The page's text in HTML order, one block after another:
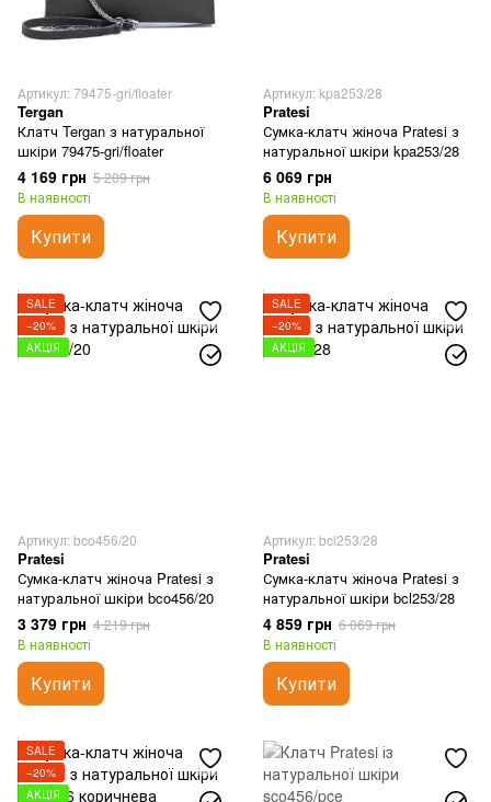
Артикул: 79475-gri/floater
Tergan
Клатч Tergan з натуральної
шкіри 79475-gri/floater
4 169 грн 5 209 грн
В наявності
Купити
Артикул: kpa253/28
Pratesi
Сумка-клатч жіноча Pratesi з
натуральної шкіри kpa253/28
6 069 грн
В наявності
Купити
SALE
−20%
АКЦІЯ
Артикул: bco456/20
Pratesi
Сумка-клатч жіноча Pratesi з
натуральної шкіри bco456/20
3 379 грн 4 219 грн
В наявності
Купити
SALE
−20%
АКЦІЯ
Артикул: bcl253/28
Pratesi
Сумка-клатч жіноча Pratesi з
натуральної шкіри bcl253/28
4 859 грн 6 069 грн
В наявності
Купити
SALE
−20%
АКЦІЯ